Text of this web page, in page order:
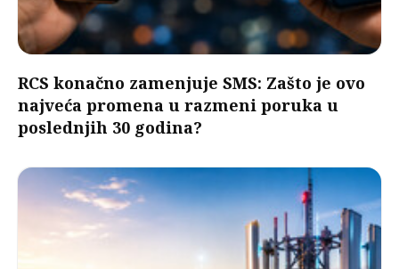
RCS konačno zamenjuje SMS: Zašto je ovo
najveća promena u razmeni poruka u
poslednjih 30 godina?